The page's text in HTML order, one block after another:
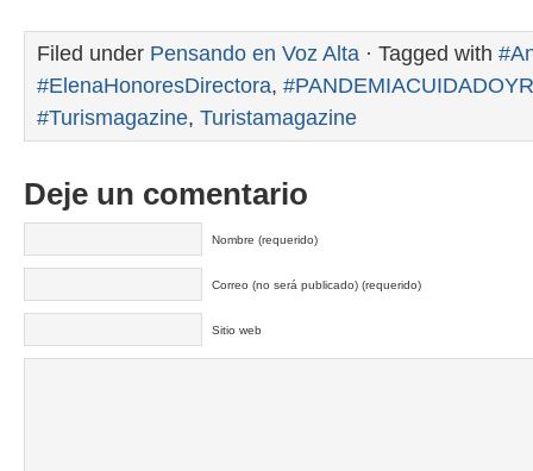
Filed under Pensando en Voz Alta · Tagged with
#ElenaHonoresDirectora,
#Turismagazine, Turistamagazine
Deje un comentario
Nombre (requerido)
Correo (no será publicado) (requerido)
Sitio web